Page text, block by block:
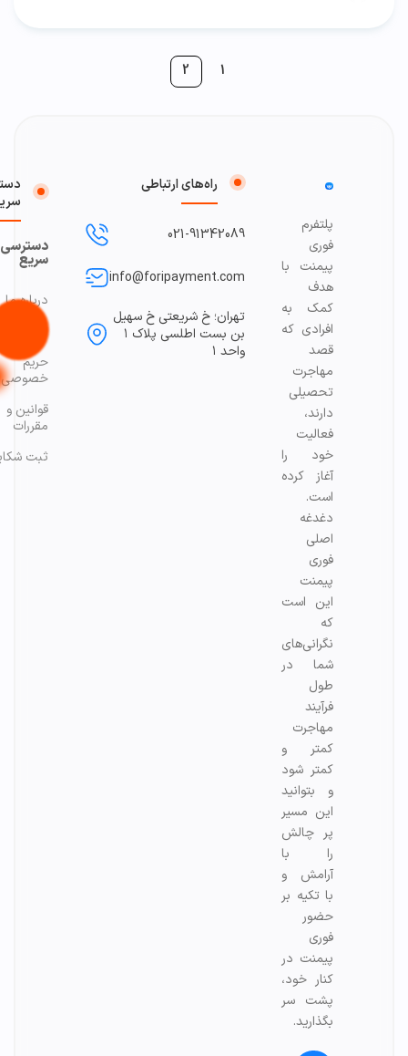
1
2
پلتفرم
فوری
پیمنت با
هدف
کمک به
افرادی که
قصد
مهاجرت
تحصیلی
دارند،
فعالیت
خود را
آغاز کرده
است.
دغدغه
اصلی
فوری
پیمنت
این است
که
نگرانی‌های
شما در
طول
فرآیند
مهاجرت
کمتر و
کمتر شود
و بتوانید
این مسیر
پر چالش
را با
آرامش و
با تکیه بر
حضور
فوری
پیمنت در
کنار خود،
پشت سر
بگذارید.
راه‌های ارتباطی
021-91342089
info@foripayment.com
تهران؛ خ شریعتی خ سهیل
بن بست اطلسی پلاک ۱
واحد ۱
دسترسی
سریع
درباره ما
تماس با
حریم
خصوصی
قوانین و
مقررات
ثبت